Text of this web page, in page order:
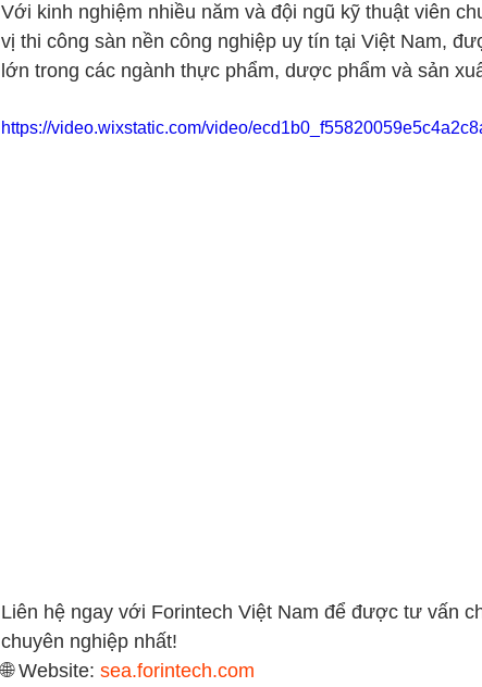
Với kinh nghiệm nhiều năm và đội ngũ kỹ thuật viên
vị thi công sàn nền công nghiệp uy tín tại Việt Nam,
lớn trong các ngành thực phẩm, dược phẩm và sản
https://video.wixstatic.com/video/
Liên hệ ngay với Forintech Việt Nam để được tư vấn
chuyên nghiệp nhất!
🌐 Website: sea.forintech.com